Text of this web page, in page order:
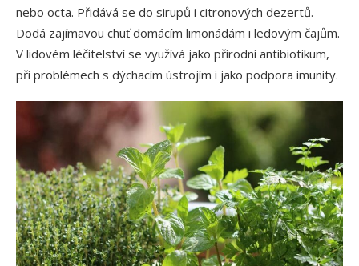
nebo octa. Přidává se do sirupů i citronových dezertů.
Dodá zajímavou chuť domácím limonádám i ledovým čajům.
V lidovém léčitelství se využívá jako přírodní antibiotikum,
při problémech s dýchacím ústrojím i jako podpora imunity.